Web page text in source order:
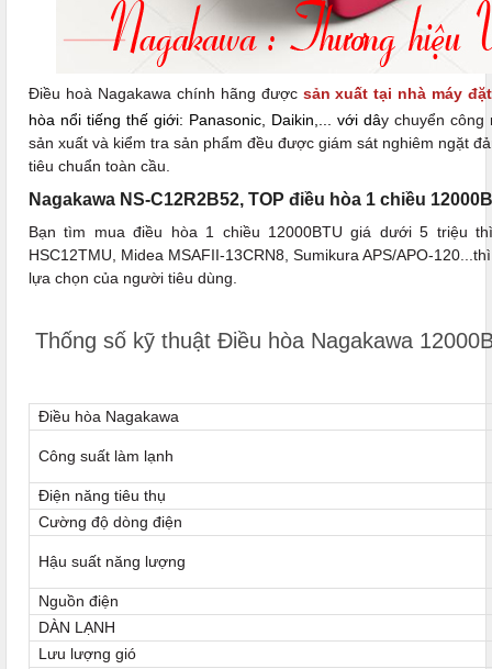
Điều hoà Nagakawa chính hãng được sản xuất tại nhà máy
hòa nổi tiếng thế giới: Panasonic, Daikin,... với dây chuyển công
sản xuất và kiểm tra sản phẩm đều được giám sát nghiêm ngặt
tiêu chuẩn toàn cầu.
Nagakawa NS-C12R2B52, TOP điều hòa 1 chiều
Bạn tìm mua điều hòa 1 chiều 12000BTU giá dưới 5 triệu
HSC12TMU, Midea MSAFII-13CRN8, Sumikura APS/APO-
lựa chọn của người tiêu dùng.
Thống số kỹ thuật Điều hòa Nagakawa
Điều hòa Nagakawa
Công suất làm lạnh
Điện năng tiêu thụ
Cường độ dòng điện
Hậu suất năng lượng
Nguồn điện
DÀN LẠNH
Lưu lượng gió